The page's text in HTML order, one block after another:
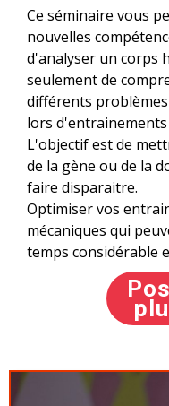
Ce séminaire vous
nouvelles
d'analyser un corps
seulement de
différents
lors d'entrainements
L'objectif est de
de la gène ou de la
faire disparaitre.
Optimiser vos
mécaniques qui
temps considérable